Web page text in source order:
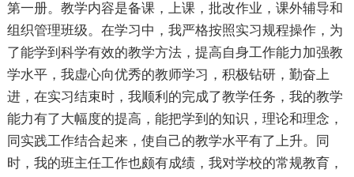
第一册。教学内容是备课，上课，批改作业，课外辅导和
组织管理班级。在学习中，我严格按照实习规程操作，为
了能学到科学有效的教学方法，提高自身工作能力加强教
学水平，我虚心向优秀的教师学习，积极钻研，勤奋上
进，在实习结束时，我顺利的完成了教学任务，我的教学
能力有了大幅度的提高，能把学到的知识，理论和理念，
同实践工作结合起来，使自己的教学水平有了上升。同
时，我的班主任工作也颇有成绩，我对学校的常规教育，